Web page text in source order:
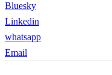
Bluesky
Linkedin
whatsapp
Email